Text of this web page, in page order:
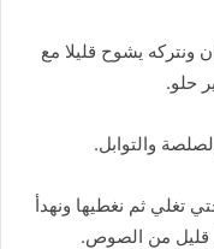
ونتركه يشوح قليلا مع
حلو.
تغلي ثم نغطيها ونهدأ
قليل من الصوص.